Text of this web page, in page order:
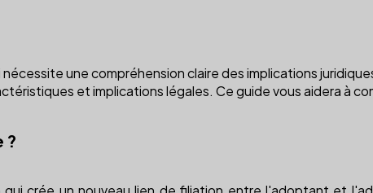
une compréhension claire des implications
et implications légales. Ce guide vous aidera à
?